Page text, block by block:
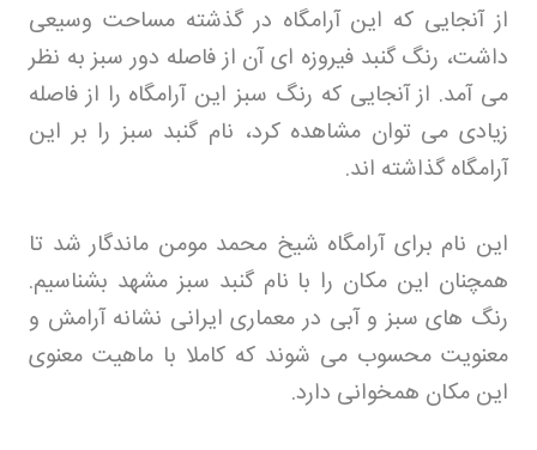
از آنجایی که این آرامگاه در گذشته مساحت وسیعی
داشت، رنگ گنبد فیروزه ای آن از فاصله دور سبز به نظر
می آمد. از آنجایی که رنگ سبز این آرامگاه را از فاصله
زیادی می توان مشاهده کرد، نام گنبد سبز را بر این
آرامگاه گذاشته اند.
این نام برای آرامگاه شیخ محمد مومن ماندگار شد تا
همچنان این مکان را با نام گنبد سبز مشهد بشناسیم.
رنگ های سبز و آبی در معماری ایرانی نشانه آرامش و
معنویت محسوب می شوند که کاملا با ماهیت معنوی
این مکان همخوانی دارد.